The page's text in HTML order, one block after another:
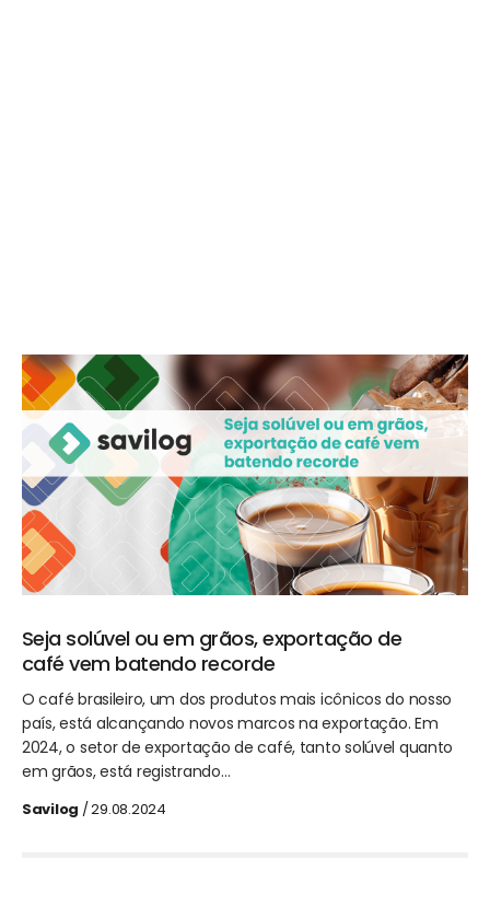
Seja solúvel ou em grãos, exportação de
café vem batendo recorde
O café brasileiro, um dos produtos mais icônicos do nosso
país, está alcançando novos marcos na exportação. Em
2024, o setor de exportação de café, tanto solúvel quanto
em grãos, está registrando…
Savilog / 29.08.2024